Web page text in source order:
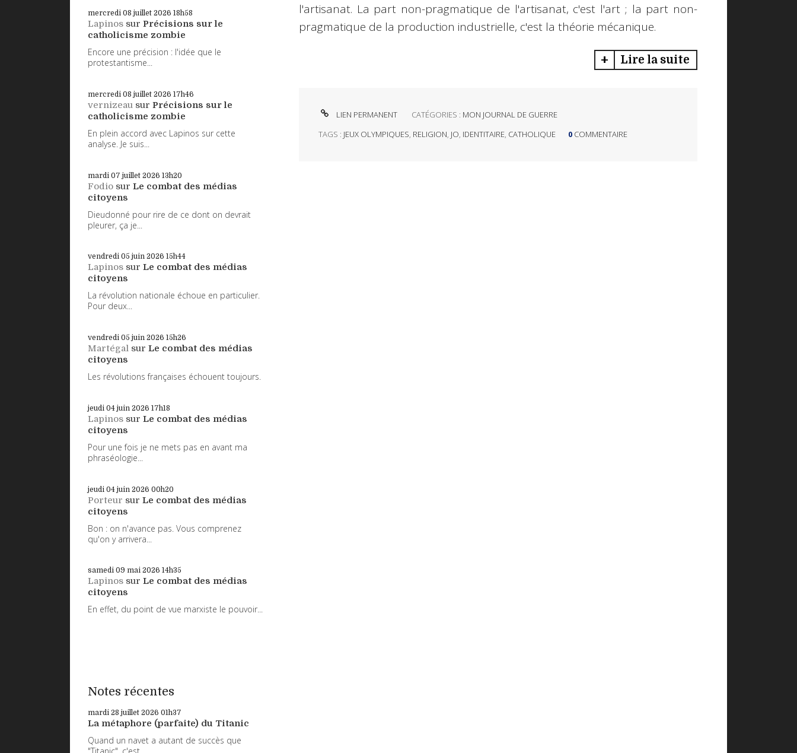
mercredi 08 juillet 2026 18h58
Lapinos sur Précisions sur le
catholicisme zombie
Encore une précision : l'idée que le
protestantisme...
mercredi 08 juillet 2026 17h46
vernizeau sur Précisions sur le
catholicisme zombie
En plein accord avec Lapinos sur cette
analyse. Je suis...
mardi 07 juillet 2026 13h20
Fodio sur Le combat des médias
citoyens
Dieudonné pour rire de ce dont on devrait
pleurer, ça je...
vendredi 05 juin 2026 15h44
Lapinos sur Le combat des médias
citoyens
La révolution nationale échoue en particulier.
Pour deux...
vendredi 05 juin 2026 15h26
Martégal sur Le combat des médias
citoyens
Les révolutions françaises échouent toujours.
jeudi 04 juin 2026 17h18
Lapinos sur Le combat des médias
citoyens
Pour une fois je ne mets pas en avant ma
phraséologie...
jeudi 04 juin 2026 00h20
Porteur sur Le combat des médias
citoyens
Bon : on n'avance pas. Vous comprenez
qu'on y arrivera...
samedi 09 mai 2026 14h35
Lapinos sur Le combat des médias
citoyens
En effet, du point de vue marxiste le pouvoir...
Notes récentes
mardi 28 juillet 2026 01h37
La métaphore (parfaite) du Titanic
Quand un navet a autant de succès que
l'artisanat. La part non-pragmatique de l'artisanat, c'est l'art ; la part non-
pragmatique de la production industrielle, c'est la théorie mécanique.
Lire la suite
LIEN PERMANENT CATÉGORIES : MON JOURNAL DE GUERRE
TAGS : JEUX OLYMPIQUES, RELIGION, JO, IDENTITAIRE, CATHOLIQUE 0 COMMENTAIRE